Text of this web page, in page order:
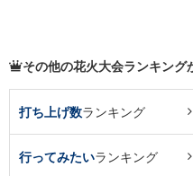
その他の花火大会ランキング
打ち上げ数ランキング
行ってみたいランキング